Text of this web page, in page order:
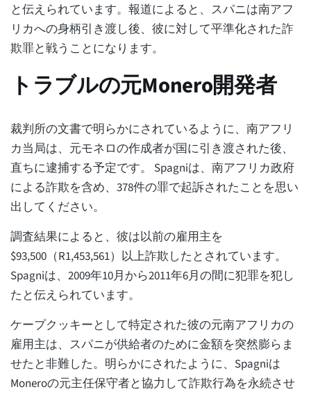
と伝えられています。報道によると、スパニは南アフ
リカへの身柄引き渡し後、彼に対して平準化された詐
欺罪と戦うことになります。
トラブルの元Monero開発者
裁判所の文書で明らかにされているように、南アフリ
カ当局は、元モネロの作成者が国に引き渡された後、
直ちに逮捕する予定です。 Spagniは、南アフリカ政府
による詐欺を含め、378件の罪で起訴されたことを思い
出してください。
調査結果によると、彼は以前の雇用主を
$93,500（R1,453,561）以上詐欺したとされています。
Spagniは、2009年10月から2011年6月の間に犯罪を犯し
たと伝えられています。
ケープクッキーとして特定された彼の元南アフリカの
雇用主は、スパニが供給者のために金額を突然膨らま
せたと非難した。明らかにされたように、Spagniは
Moneroの元主任保守者と協力して詐欺行為を永続させ